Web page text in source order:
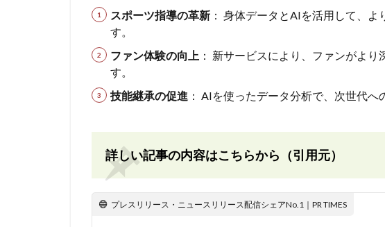
スポーツ指導の革新 ： 身体データとAIを活用して、
す。
ファン体験の向上 ： 新サービスにより、ファンがよ
す。
技能継承の促進 ： AIを使ったデータ分析で、次世代へ
詳しい記事の内容はこちらから（引用元）
プレスリリース・ニュースリリース配信シェアNo.1｜PR TIMES